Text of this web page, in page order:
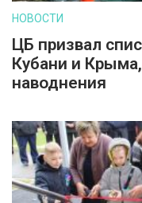
НОВОСТИ
ЦБ призвал
Кубани и
наводнения